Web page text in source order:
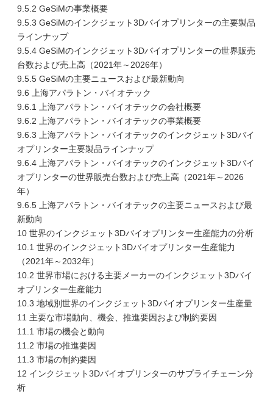
9.5.2 GeSiMの事業概要
9.5.3 GeSiMのインクジェット3Dバイオプリンターの主要製品
ラインナップ
9.5.4 GeSiMのインクジェット3Dバイオプリンターの世界販売
台数および売上高（2021年～2026年）
9.5.5 GeSiMの主要ニュースおよび最新動向
9.6 上海アパラトン・バイオテック
9.6.1 上海アパラトン・バイオテックの会社概要
9.6.2 上海アパラトン・バイオテックの事業概要
9.6.3 上海アパラトン・バイオテックのインクジェット3Dバイ
オプリンター主要製品ラインナップ
9.6.4 上海アパラトン・バイオテックのインクジェット3Dバイ
オプリンターの世界販売台数および売上高（2021年～2026
年）
9.6.5 上海アパラトン・バイオテックの主要ニュースおよび最
新動向
10 世界のインクジェット3Dバイオプリンター生産能力の分析
10.1 世界のインクジェット3Dバイオプリンター生産能力
（2021年～2032年）
10.2 世界市場における主要メーカーのインクジェット3Dバイ
オプリンター生産能力
10.3 地域別世界のインクジェット3Dバイオプリンター生産量
11 主要な市場動向、機会、推進要因および制約要因
11.1 市場の機会と動向
11.2 市場の推進要因
11.3 市場の制約要因
12 インクジェット3Dバイオプリンターのサプライチェーン分
析